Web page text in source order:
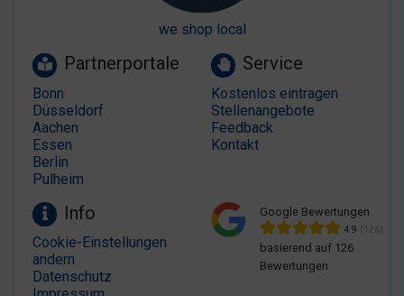
we shop local
Partnerportale
Bonn
Düsseldorf
Aachen
Essen
Berlin
Pulheim
Service
Kostenlos eintragen
Stellenangebote
Feedback
Kontakt
Info
Cookie-Einstellungen
ändern
Datenschutz
Google Bewertungen
4.9 (126)
basierend auf 126
Bewertungen